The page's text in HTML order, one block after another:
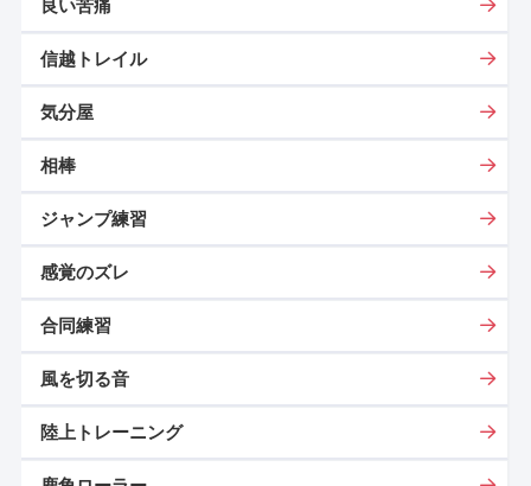
良い苦痛
信越トレイル
気分屋
相棒
ジャンプ練習
感覚のズレ
合同練習
風を切る音
陸上トレーニング